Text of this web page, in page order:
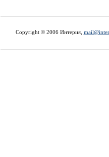
Copyright © 2006 Интерия,